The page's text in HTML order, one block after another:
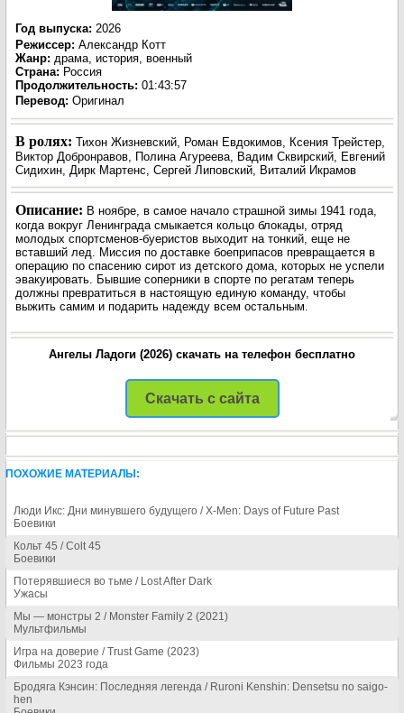
Год выпуска: 2026
Режиссер: Александр Котт
Жанр: драма, история, военный
Страна: Россия
Продолжительность: 01:43:57
Перевод: Оригинал
В ролях: Тихон Жизневский, Роман Евдокимов, Ксения Трейстер,
Виктор Добронравов, Полина Агуреева, Вадим Сквирский, Евгений
Сидихин, Дирк Мартенс, Сергей Липовский, Виталий Икрамов
Описание: В ноябре, в самое начало страшной зимы 1941 года,
когда вокруг Ленинграда смыкается кольцо блокады, отряд
молодых спортсменов-буеристов выходит на тонкий, еще не
вставший лед. Миссия по доставке боеприпасов превращается в
операцию по спасению сирот из детского дома, которых не успели
эвакуировать. Бывшие соперники в спорте по регатам теперь
должны превратиться в настоящую единую команду, чтобы
выжить самим и подарить надежду всем остальным.
Ангелы Ладоги (2026) скачать на телефон бесплатно
Скачать с сайта
ПОХОЖИЕ МАТЕРИАЛЫ:
Люди Икс: Дни минувшего будущего / X-Men: Days of Future Past
Боевики
Кольт 45 / Colt 45
Боевики
Потерявшиеся во тьме / Lost After Dark
Ужасы
Мы — монстры 2 / Monster Family 2 (2021)
Мультфильмы
Игра на доверие / Trust Game (2023)
Фильмы 2023 года
Бродяга Кэнсин: Последняя легенда / Ruroni Kenshin: Densetsu no saigo-
hen